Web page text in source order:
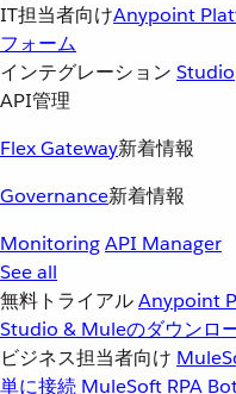
IT担当者向けAnypoint
フォーム
インテグレーション Studio
API管理
Flex Gateway新着情報
Governance新着情報
MonitoringAPI Manager
See all
無料トライアルAnypoint
Studio & Muleのダウンロ
ビジネス担当者向け
単に接続 MuleSoft RPA